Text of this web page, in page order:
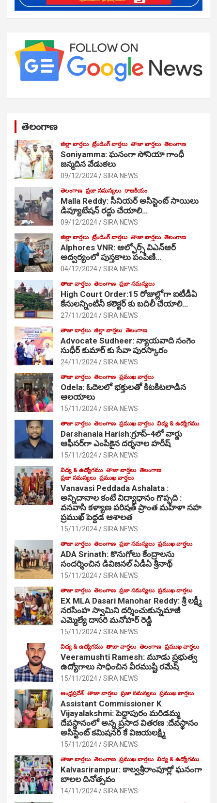
తెలంగాణ
జిల్లా వార్తలు ట్రేండింగ్ వార్తలు తాజా వార్తలు తెలంగాణ
Soniyamma: ఘ‌నంగా సోనియా గాంధీ
జ‌న్మ‌దిన వేడుక‌లు
09/12/2024 SIRA NEWS
తెలంగాణ ప్రజా సమస్యలు రాజకీయం
Malla Reddy: సీనియర్ అసిస్టెంట్ సాయిలు
డిప్యూటేషన్ రద్దు చేయాలి…
09/12/2024 SIRA NEWS
జిల్లా వార్తలు ట్రేండింగ్ వార్తలు తాజా వార్తలు తెలంగాణ
Alphores VNR: ఆల్ఫోర్స్ విఎన్ఆర్
అద్వర్యంలో పుస్తకాలు పంపిణి…
04/12/2024 SIRA NEWS
తాజా వార్తలు తెలంగాణ ప్రజా సమస్యలు
High Court Order:15 రోజుల్లోగా ఐటీడీఏ
కేసులన్నింటినీ కలెక్టర్ కు బదిలీ చేయాలి…
27/11/2024 SIRA NEWS
తాజా వార్తలు జిల్లా వార్తలు తెలంగాణ
Advocate Sudheer: న్యాయవాది సంగెం
సుధీర్ కుమార్ కు సేవా పురస్కారం
24/11/2024 SIRA NEWS
తాజా వార్తలు తెలంగాణ ప్రముఖ వార్తలు
Odela: ఓదెల‌లో భక్తులతో కిటకిటలాడిన
ఆల‌యాలు
15/11/2024 SIRA NEWS
తాజా వార్తలు తెలంగాణ ప్రముఖ వార్తలు విద్య & ఉద్యోగము
Darshanala Harish:గ్రూప్-4లో వార్డు
ఆఫీసర్‌గా ఎంపికైన దర్శనాల హరీష్
15/11/2024 SIRA NEWS
విద్య & ఉద్యోగము తాజా వార్తలు తెలంగాణ
ప్రజా సమస్యలు ప్రముఖ వార్తలు
Vanavasi Peddada Ashalata :
అన్నిదానాల కంటే విద్యాధానం గొప్పది :
వనవాసి కళ్యాణ పరిషత్ ప్రాంత మహిళా సహ
ప్రముఖ్ పెద్దడ ఆశాలత
15/11/2024 SIRA NEWS
తాజా వార్తలు తెలంగాణ ప్రజా సమస్యలు ప్రముఖ వార్తలు
ADA Srinath: కొనుగోలు కేంద్రాల‌ను
సంద‌ర్శించిన డివిజనల్ ఏడీఏ శ్రీనాథ్
15/11/2024 SIRA NEWS
తాజా వార్తలు తెలంగాణ ప్రజా సమస్యలు ప్రముఖ వార్తలు
EX MLA Dasari Manohar Reddy: శ్రీ లక్ష్మీ
నరసింహ స్వామిని దర్శించుకున్నమాజీ
ఎమ్మెల్యే దాసరి మనోహర్ రెడ్డి
15/11/2024 SIRA NEWS
విద్య & ఉద్యోగము తాజా వార్తలు తెలంగాణ ప్రముఖ వార్తలు
Veeramushti Ramesh: మూడు ప్రభుత్వ
ఉద్యోగాలు సాధించిన వీరముష్టి రమేష్
15/11/2024 SIRA NEWS
ఆంధ్రప్రదేశ్ తాజా వార్తలు ప్రజా సమస్యలు ప్రముఖ వార్తలు
Assistant Commissioner K
Vijayalakshmi: పెద్దాపురం మరిడమ్మ
దేవస్థానంలో అన్న ప్రసాద వితరణ :దేవస్థానం
అసిస్టెంట్ కమిషనర్ కే విజయలక్ష్మి
15/11/2024 SIRA NEWS
తాజా వార్తలు తెలంగాణ ప్రముఖ వార్తలు విద్య & ఉద్యోగము
Kalvasrirampur: కాల్వశ్రీరాంపూర్లో ఘనంగా
బాలల దినోత్సవం
14/11/2024 SIRA NEWS